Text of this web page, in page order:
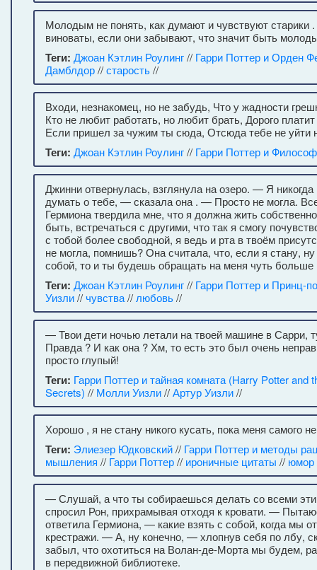
Молодым не понять, как думают и чувствуют старики
виноваты, если они забывают, что значит быть
Теги: Джоан Кэтлин Роулинг// Гарри Поттер и Орден
Дамблдор//старость//
Входи, незнакомец, но не забудь, Что у жадности
Кто не любит работать, но любит брать, Дорого
Если пришел за чужим ты сюда, Отсюда тебе не уйти
Теги: Джоан Кэтлин Роулинг// Гарри Поттер и
Джинни отвернулась, взглянула на озеро. — Я никогда
думать о тебе, — сказала она . — Просто не могла.
Гермиона твердила мне, что я должна жить
быть, встречаться с другими, что так я смогу
с тобой более свободной, я ведь и рта в твоём
не могла, помнишь? Она считала, что, если я стану,
собой, то и ты будешь обращать на меня чуть больше
Теги: Джоан Кэтлин Роулинг// Гарри Поттер и Принц-
Уизли//чувства// любовь//
— Твои дети ночью летали на твоей машине в Сарри,
Правда ? И как она ? Хм, то есть это был очень
просто глупый!
Теги: Гарри Поттер и тайная комната (Harry Potter and
Secrets) // Молли Уизли//Артур Уизли//
Хорошо , я не стану никого кусать, пока меня самого
Теги: Элиезер Юдковский// Гарри Поттер и методы
мышления // Гарри Поттер// ироничные цитаты // юмор
— Слушай, а что ты собираешься делать со всеми
спросил Рон, прихрамывая отходя к кровати. —
ответила Гермиона, — какие взять с собой, когда мы
крестражи. — А, ну конечно, — хлопнув себя по лбу,
забыл, что охотиться на Волан-де-Морта мы будем,
в передвижной библиотеке.